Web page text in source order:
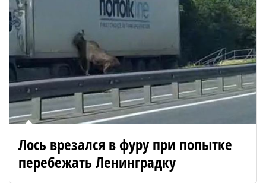
Лось врезался в фуру при попытке
перебежать Ленинградку